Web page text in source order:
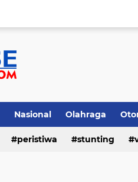
Nasional Olahraga
peristiwa stunting